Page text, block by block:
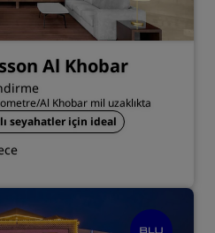
Al Khobar
Al Khobar mil uzaklıkta
seyahatler için ideal